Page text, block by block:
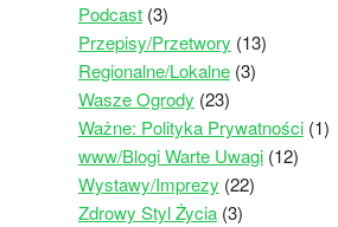
Podcast(3)
Przepisy/Przetwory (13)
Regionalne/Lokalne(3)
Wasze Ogrody (23)
Ważne: Polityka Prywatności(1)
www/Blogi Warte Uwagi(12)
Wystawy/Imprezy (22)
Zdrowy Styl Życia(3)